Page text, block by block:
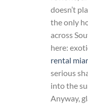
doesn’t
the only
across
here:
rental
serious
into the
Anyway,